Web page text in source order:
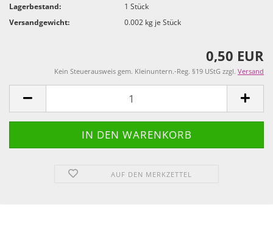
Lagerbestand: 1Stück
Versandgewicht:
0.002 kg je Stück
0,50 EUR
Kein Steuerausweis gem. Kleinuntern.-Reg. §19 UStG zzgl. Versand
AUF DEN MERKZETTEL